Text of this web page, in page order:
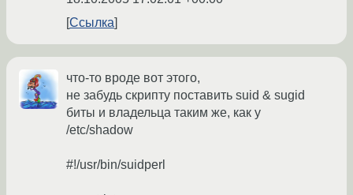
Ссылка
что-то вроде вот этого,
не забудь скрипту поставить suid & sugid
биты и владельца таким же, как у
/etc/shadow
#!/usr/bin/suidperl